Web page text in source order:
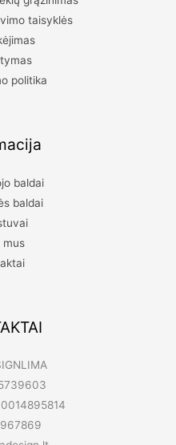
taisyklės
politika
baldai
baldai
mus